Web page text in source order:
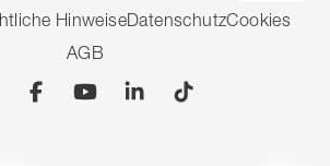
HinweiseDatenschutzCookies
AGB
InstagramFacebookYouTubeLinkedin